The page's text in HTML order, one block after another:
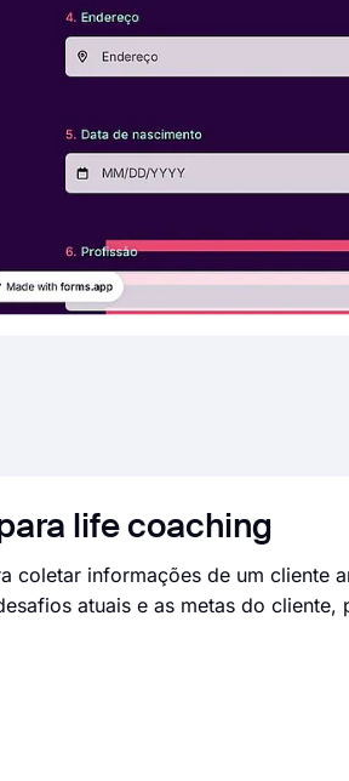
life coaching
coletar informações de um cliente
atuais e as metas do cliente,